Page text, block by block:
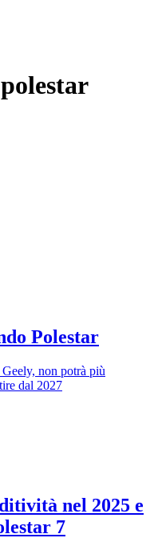
polestar
Polestar
non potrà più
dal 2027
nel 2025 e
7